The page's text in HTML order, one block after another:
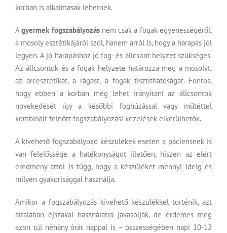
korban is alkalmasak lehetnek.
Agyermek fogszabályozásnem csak a fogak egyenességéről,
a mosoly esztétikájáról szól, hanem arról is, hogy a harapás jól
legyen. A jó harapáshoz jó fog- és állcsont helyzet szükséges.
Az állcsontok és a fogak helyzete határozza meg a mosolyt,
az arcesztétikát, a rágást, a fogak tisztíthatóságát. Fontos,
hogy ebben a korban még lehet irányítani az állcsontok
növekedését így a későbbi foghúzással vagy műtéttel
kombinált felnőtt fogszabályozási kezelések elkerülhetők.
A kivehető fogszabályozókészülékek esetén a páciensnek is
van felelőssége a hatékonyságot illetően, hiszen az elért
eredmény attól is függ, hogy a készüléket mennyi ideig és
milyen gyakorisággal használja.
Amikor a fogszabályozáskivehető készülékkel történik, azt
általában éjszakai használatra javasolják, de érdemes még
azon túl néhány órát nappal is – összességében napi 10-12